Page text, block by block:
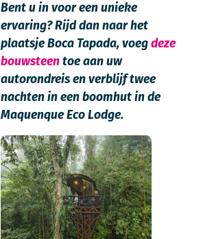
Bent u in voor een unieke
ervaring? Rijd dan naar het
plaatsje Boca Tapada, voegdeze
bouwsteentoe aan uw
autorondreis en verblijf twee
nachten in een boomhut in de
Maquenque Eco Lodge.